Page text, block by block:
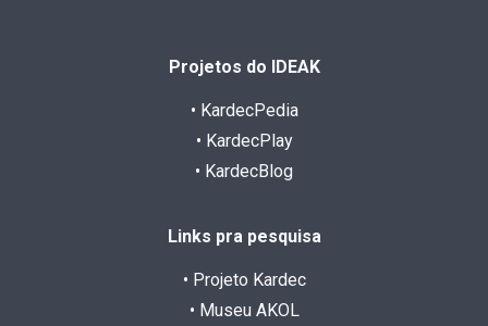
Projetos do IDEAK
• KardecPedia
• KardecPlay
• KardecBlog
Links pra pesquisa
• Projeto Kardec
• Museu AKOL